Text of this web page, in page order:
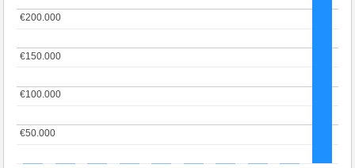
€50.000
€50.000
€100.000
€100.000
€150.000
€150.000
€200.000
€200.000